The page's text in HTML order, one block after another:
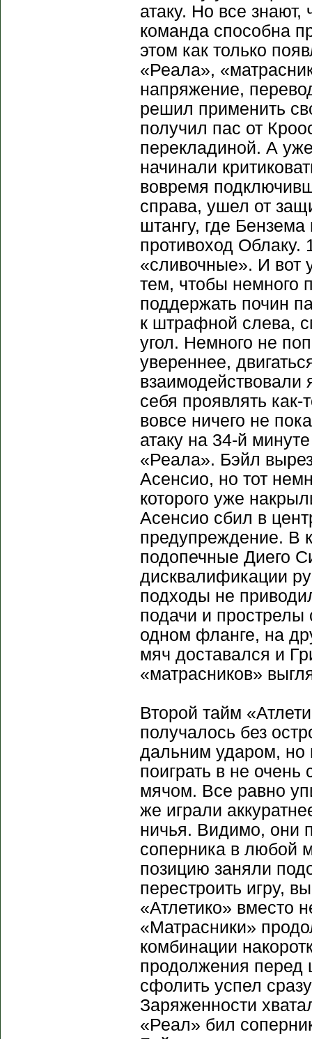
атаку. Но все знают,
команда способна
этом как только
«Реала»,
напряжение,
решил применить
получил пас от
перекладиной. А
начинали
вовремя
справа, ушел от
штангу, где
противоход Облаку.
«сливочные». И вот
тем, чтобы немного
поддержать почин
к штрафной слева,
угол. Немного не
увереннее,
взаимодействовали
себя проявлять
вовсе ничего не
атаку на 34-й
«Реала». Бэйл
Асенсио, но тот
которого уже
Асенсио сбил в
предупреждение. В
подопечные Диего
дисквалификации
подходы не
подачи и
одном фланге, на
мяч доставался и
«матрасников»
Второй тайм
получалось без
дальним ударом, но
поиграть в не
мячом. Все равно
же играли
ничья. Видимо, они
соперника в любой
позицию заняли
перестроить игру,
«Атлетико» вместо
«Матрасники»
комбинации
продолжения
сфолить успел
Заряженности
«Реал» бил